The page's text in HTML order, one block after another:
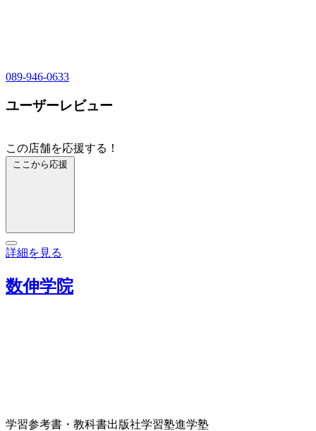
089-946-0633
ユーザーレビュー
この店舗を応援する！
ここから応援
詳細を見る
数伸学院
学習参考書・教科書出版社学習塾進学塾